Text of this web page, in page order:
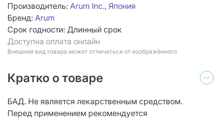
Производитель: Arum Inc., Япония
Бренд: Arum
Срок годности: Длинный срок
Доступна оплата онлайн
Bнешний вид товара может отличаться от изображённого
Кратко о товаре
БАД. Не является лекарственным средством.
Перед применением рекомендуется